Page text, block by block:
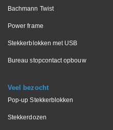
Bachmann Twist
Power frame
Stekkerblokken met USB
Bureau stopcontact opbouw
Veel bezocht
Pop-up Stekkerblokken
Stekkerdozen